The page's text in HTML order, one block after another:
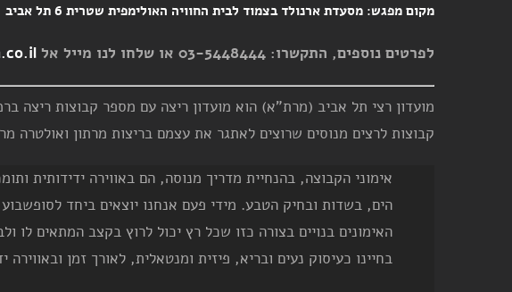
מקום מפגש: מסעדת ארנולד בצמוד לבית החוויה האולימפית שטרית 6 תל אביב
לפרטים נוספים, התקשרו: 03-5448444 או שלחו לנו מייל אל
קבוצות לרצים מנוסים שרוצים לאתגר את עצמם בריצות מרתון ואולטרה
אימוני הקבוצה, בהנחיית מדריך מנוסה, הם באווירה ידידותית
הים, בשדות ובחיק הטבע. מידי פעם אנחנו יוצאים ביחד
האימונים בנויים בצורה כזו שכל רץ יכול לרוץ בקצב המתאים
בחיינו כעיסוק נעים ובריא, פיזית ומנטאלית, לאורך זמן ובאווירה